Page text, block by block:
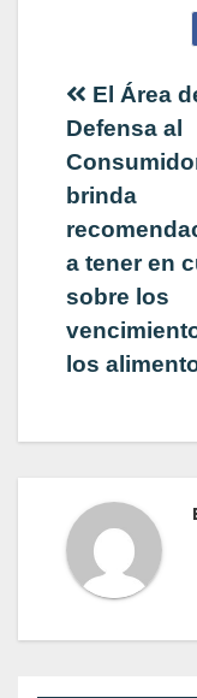
de
El Área
Defensa al
brinda
a tener en
sobre los
los